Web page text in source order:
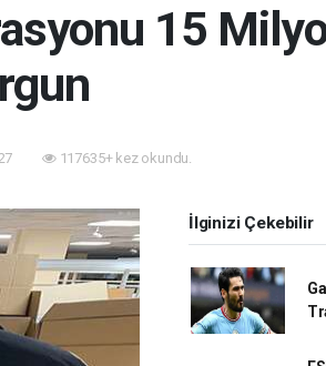
15
117635+ kez okundu.
İlginizi Çekebilir